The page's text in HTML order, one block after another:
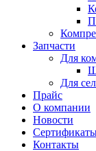
Запчасти
Для
Для
Прайс
О компании
Новости
Контакты